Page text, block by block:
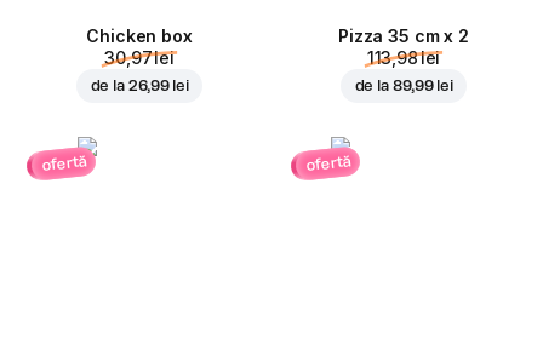
Chicken box
30,97 lei
de la 26,99 lei
Pizza 35 cm x 2
113,98 lei
de la 89,99 lei
ofertă ofertă